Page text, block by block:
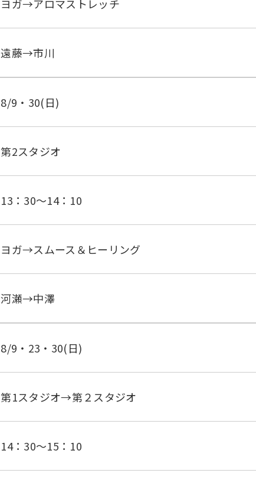
ヨガ→アロマストレッチ
遠藤→市川
8/9・30(日)
第2スタジオ
13：30～14：10
ヨガ→スムース＆ヒーリング
河瀬→中澤
8/9・23・30(日)
第1スタジオ→第２スタジオ
14：30～15：10